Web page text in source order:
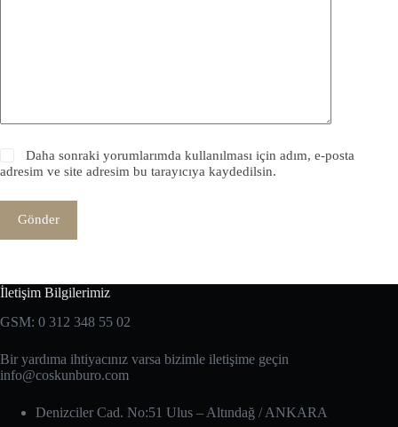
Daha sonraki yorumlarımda kullanılması için adım, e-posta
adresim ve site adresim bu tarayıcıya kaydedilsin.
Gönder
İletişim Bilgilerimiz
GSM: 0 312 348 55 02
Bir yardıma ihtiyacınız varsa bizimle iletişime geçin
info@coskunburo.com
Denizciler Cad. No:51 Ulus – Altındağ‎ / ANKARA